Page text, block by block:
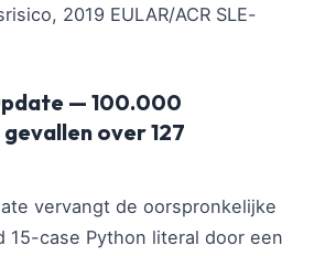
2019 EULAR/ACR SLE-
— 100.000
over 127
vervangt de oorspronkelijke
15-case Python literal door een